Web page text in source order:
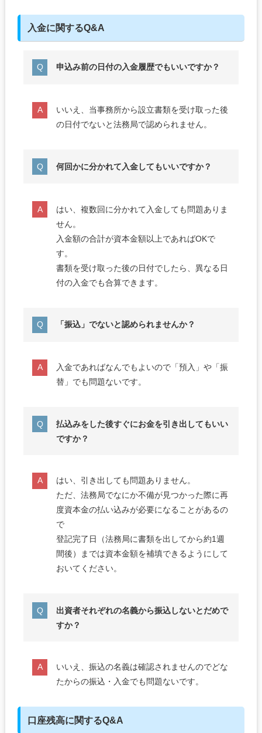
入金に関するQ&A
申込み前の日付の入金履歴でもいいですか？
いいえ、当事務所から設立書類を受け取った後
の日付でないと法務局で認められません。
何回かに分かれて入金してもいいですか？
はい、複数回に分かれて入金しても問題ありま
せん。
入金額の合計が資本金額以上であればOKで
す。
書類を受け取った後の日付でしたら、異なる日
付の入金でも合算できます。
「振込」でないと認められませんか？
入金であればなんでもよいので「預入」や「振
替」でも問題ないです。
払込みをした後すぐにお金を引き出してもいい
ですか？
はい、引き出しても問題ありません。
ただ、法務局でなにか不備が見つかった際に再
度資本金の払い込みが必要になることがあるの
で
登記完了日（法務局に書類を出してから約1週
間後）までは資本金額を補填できるようにして
おいてください。
出資者それぞれの名義から振込しないとだめで
すか？
いいえ、振込の名義は確認されませんのでどな
たからの振込・入金でも問題ないです。
口座残高に関するQ&A